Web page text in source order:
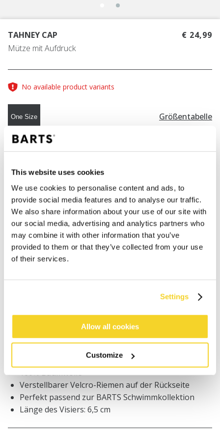
This website uses cookies
We use cookies to personalise content and ads, to
provide social media features and to analyse our traffic.
We also share information about your use of our site with
our social media, advertising and analytics partners who
may combine it with other information that you’ve
provided to them or that they’ve collected from your use
of their services.
Settings
Allow all cookies
Customize
TAHNEY CAP
Mütze mit Aufdruck
€ 24,99
No available product variants
One Size Größentabelle
FARBEred
IN DEN WARENKORB
Bestellungen, die vor 12 Uhr MEZ (Montag bis
Freitag) bei uns eingehen, werden noch am selben
Tag versandt
BESCHREIBUNG
Leichte Sommerkappe
100% Baumwolle
Verstellbarer Velcro-Riemen auf der Rückseite
Perfekt passend zur BARTS Schwimmkollektion
Länge des Visiers: 6,5 cm